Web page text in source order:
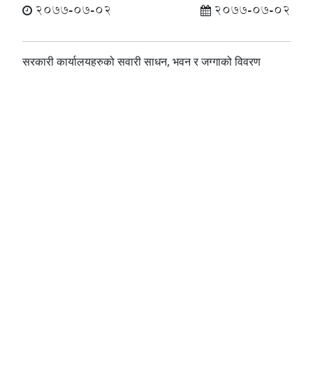
2077-07-02 2077-07-02
सरकारी कार्यालयहरुको सवारी साधन, भवन र जग्गाको विवरण